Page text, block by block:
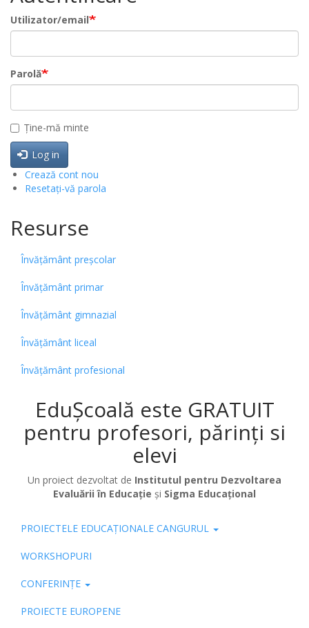
Utilizator/email
Parolă
Ține-mă minte
Log in
Crează cont nou
Resetați-vă parola
Resurse
Învățământ preșcolar
Învățământ primar
Învățământ gimnazial
Învățământ liceal
Învățământ profesional
EduȘcoală este GRATUIT
pentru profesori, părinți si
elevi
Un proiect dezvoltat de Institutul pentru Dezvoltarea
Evaluării în Educație și Sigma Educațional
Pub
PROIECTELE EDUCAȚIONALE CANGURUL
WORKSHOPURI
CONFERINȚE
PROIECTE EUROPENE